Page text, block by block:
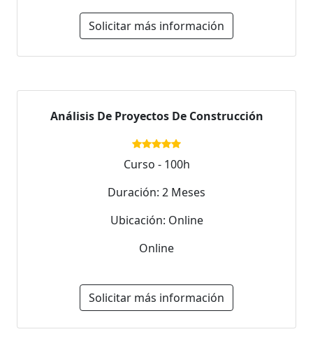
Solicitar más información
Análisis De Proyectos De Construcción
Curso - 100h
Duración: 2 Meses
Ubicación: Online
Online
Solicitar más información